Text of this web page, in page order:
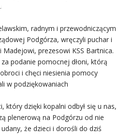
radnym i przewodniczącym
Podgórza, wręczyli puchar i
Madejowi, prezesowi KSS Bartnica.
podanie pomocnej dłoni, którą
i chęci niesienia pomocy
w podziękowaniach
który dzięki kopalni odbył się u nas,
plenerową na Podgórzu od nie
że dzieci i dorośli do dziś